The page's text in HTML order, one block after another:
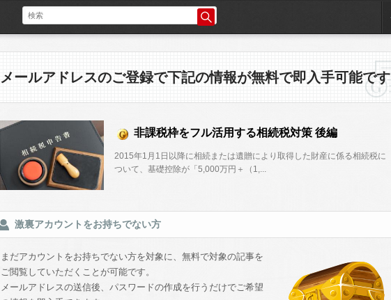
メールアドレスのご登録で下記の情報が無料で即入手可能です
非課税枠をフル活用する相続税対策 後編
2015年1月1日以降に相続または遺贈により取得した財産に係る相続税に
ついて、基礎控除が「5,000万円＋（1,...
激裏アカウントをお持ちでない方
まだアカウントをお持ちでない方を対象に、無料で対象の記事を
ご閲覧していただくことが可能です。
メールアドレスの送信後、パスワードの作成を行うだけでご希望